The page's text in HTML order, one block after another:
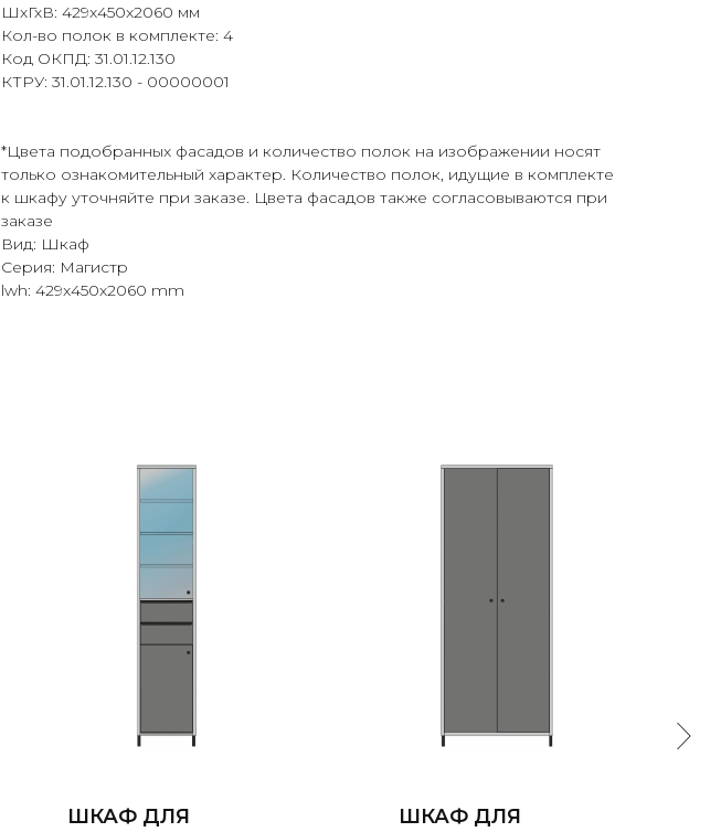
ШхГхВ: 429x450x2060 мм
Кол-во полок в комплекте: 4
Код ОКПД: 31.01.12.130
КТРУ: 31.01.12.130 - 00000001
*Цвета подобранных фасадов и количество полок на изображении носят
только ознакомительный характер. Количество полок, идущие в комплекте
к шкафу уточняйте при заказе. Цвета фасадов также согласовываются при
заказе
Вид: Шкаф
Серия: Магистр
lwh: 429x450x2060 mm
ШКАФ ДЛЯ
ШКАФ ДЛЯ